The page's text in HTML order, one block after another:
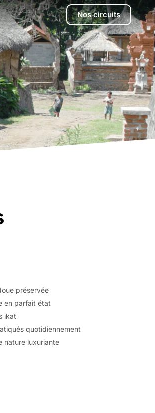
Nos circuits
préservée
en parfait état
ikat
quotidiennement
nature luxuriante